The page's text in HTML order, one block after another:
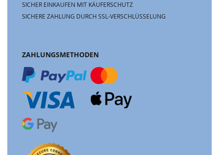
SICHER EINKAUFEN MIT KÄUFERSCHUTZ
SICHERE ZAHLUNG DURCH SSL-VERSCHLÜSSELUNG
ZAHLUNGSMETHODEN